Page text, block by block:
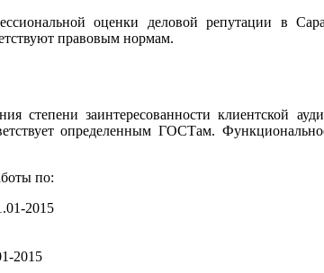
оценки деловой репутации в
правовым нормам.
степени заинтересованности клиентской
определенным ГОСТам.
по:
2015
2015